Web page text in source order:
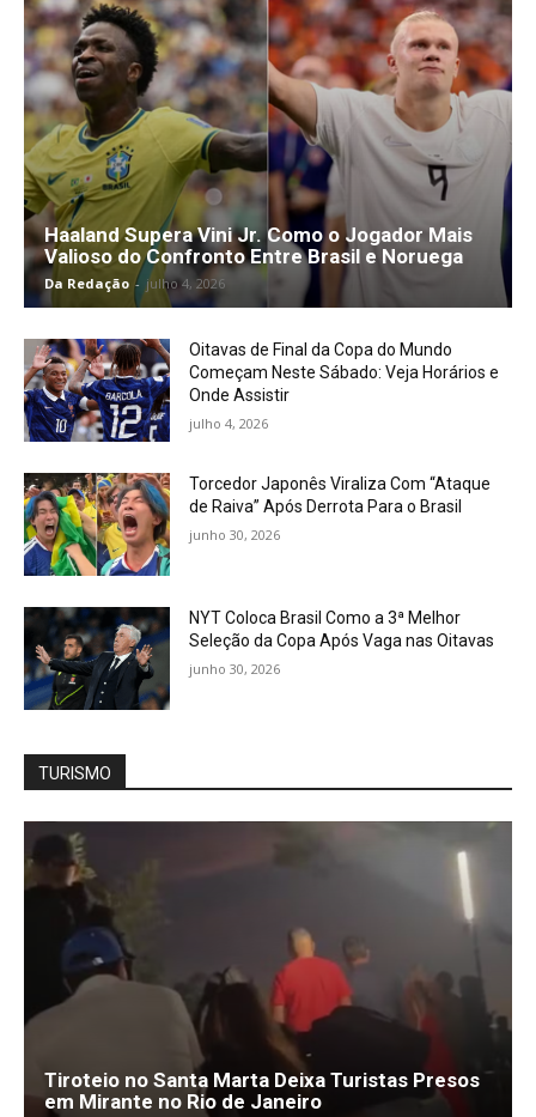
Haaland Supera Vini Jr. Como o Jogador Mais
Valioso do Confronto Entre Brasil e Noruega
Da Redação - julho 4, 2026
Oitavas de Final da Copa do Mundo
Começam Neste Sábado: Veja Horários e
Onde Assistir
julho 4, 2026
Torcedor Japonês Viraliza Com “Ataque
de Raiva” Após Derrota Para o Brasil
junho 30, 2026
NYT Coloca Brasil Como a 3ª Melhor
Seleção da Copa Após Vaga nas Oitavas
junho 30, 2026
TURISMO
Tiroteio no Santa Marta Deixa Turistas Presos
em Mirante no Rio de Janeiro